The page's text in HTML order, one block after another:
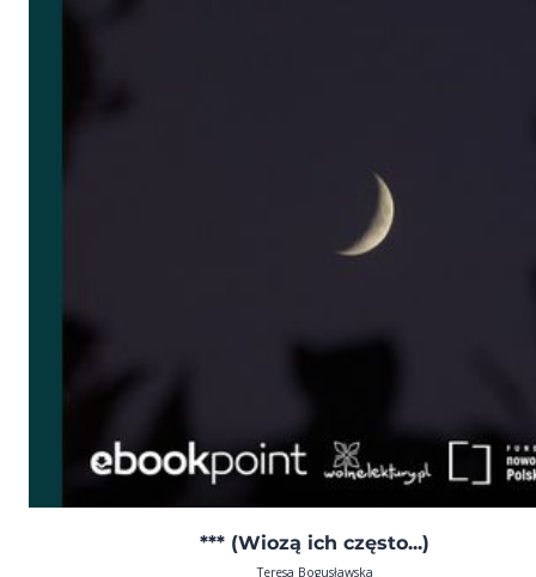
*** (Wiozą ich często...)
Teresa Bogusławska